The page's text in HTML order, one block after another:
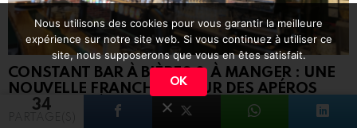
34
CONSTANT BAR À BIÈRES & À MANGER : UNE
NOUVELLE FRANCHISE POUR DES APÉROS
MOUSSEUX À MONTLUÇON (3/3)
Nous utilisons des cookies pour vous garantir la meilleure
expérience sur notre site web. Si vous continuez à utiliser ce
site, nous supposerons que vous en êtes satisfait.
OK